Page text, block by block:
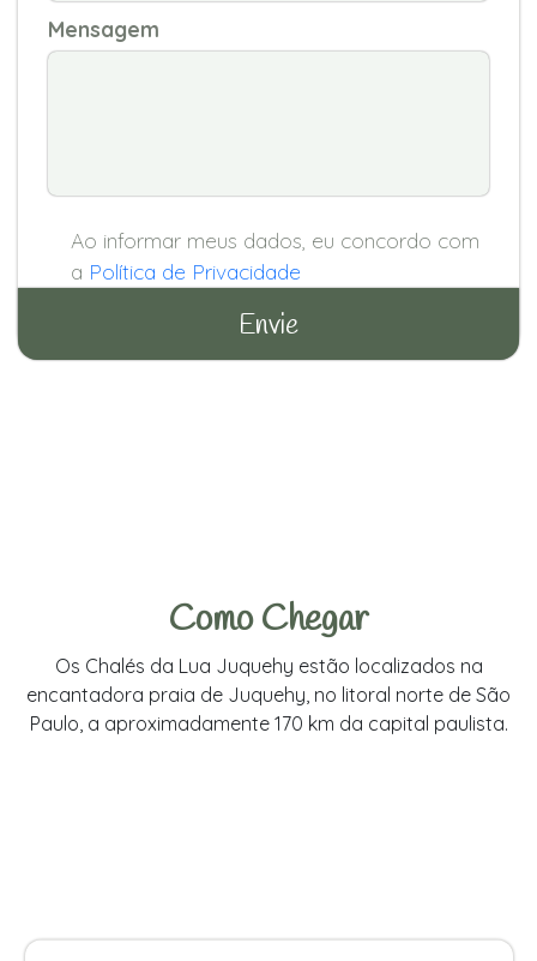
Mensagem
Ao informar meus dados, eu concordo com
a Política de Privacidade
Como Chegar
Os Chalés da Lua Juquehy estão localizados na
encantadora praia de Juquehy, no litoral norte de São
Paulo, a aproximadamente 170 km da capital paulista.